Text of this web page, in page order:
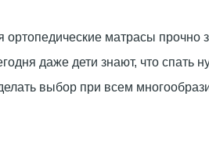
ортопедические матрасы
даже дети знают, что
выбор при всем